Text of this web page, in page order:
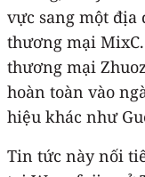
vực sang một
thương mại
thương mại
hoàn toàn vào
hiệu khác như
Tin tức này nối